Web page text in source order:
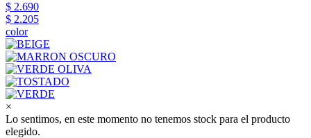
$ 2.690
$ 2.205
color
×
Lo sentimos, en este momento no tenemos stock para el producto
elegido.